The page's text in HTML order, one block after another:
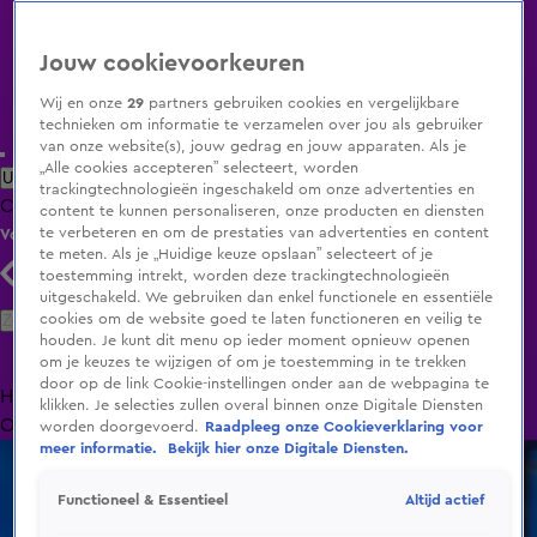
Uitzending Gemist Populaire programma's Zenders Genres
ClipsFilmsRadioSmart TV inlogShop
Volg KIJK
Zoeken
HomeUitzending Gemist Programma's De Bondgenoten
OranjezomerLivestreamsShop
Jouw cookievoorkeuren
Wij en onze29 partners gebruiken cookies en vergelijkbare
technieken om informatie te verzamelen over jou als gebruiker
van onze website(s), jouw gedrag en jouw apparaten. Als je
„Alle cookies accepteren” selecteert, worden
trackingtechnologieën ingeschakeld om onze advertenties en
content te kunnen personaliseren, onze producten en diensten
te verbeteren en om de prestaties van advertenties en content
te meten. Als je „Huidige keuze opslaan” selecteert of je
toestemming intrekt, worden deze trackingtechnologieën
uitgeschakeld. We gebruiken dan enkel functionele en essentiële
cookies om de website goed te laten functioneren en veilig te
houden. Je kunt dit menu op ieder moment opnieuw openen
om je keuzes te wijzigen of om je toestemming in te trekken
door op de link Cookie-instellingen onder aan de webpagina te
klikken. Je selecties zullen overal binnen onze Digitale Diensten
worden doorgevoerd.
Raadpleeg onze Cookieverklaring voor
meer informatie.
Bekijk hier onze Digitale Diensten.
Functioneel & Essentieel Altijd actief